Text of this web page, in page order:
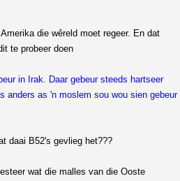
die wêreld moet regeer. En dat
te probeer doen
in Irak. Daar gebeur steeds hartseer
anders as 'n moslem sou wou sien gebeur
daai B52's gevlieg het???
wat die malles van die Ooste